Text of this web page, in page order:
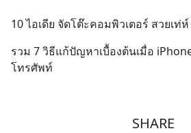
10 ไอเดีย จัดโต๊ะคอมพิวเตอร์ สวยเท่
รวม 7 วิธีแก้ปัญหาเบื้องต้นเมื่อ
โทรศัพท์
SHARE